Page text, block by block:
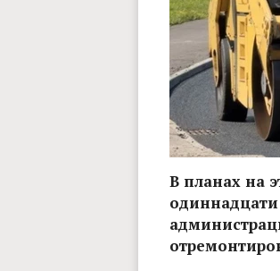
В планах на